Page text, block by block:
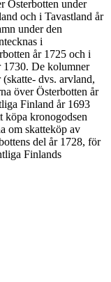
Österbotten under
och i Tavastland år
under den
i
år 1725 och i
1730. De kolumner
dvs. arvland,
över Österbotten år
Finland år 1693
köpa kronogodsen
om skatteköp av
del år 1728, för
Finlands